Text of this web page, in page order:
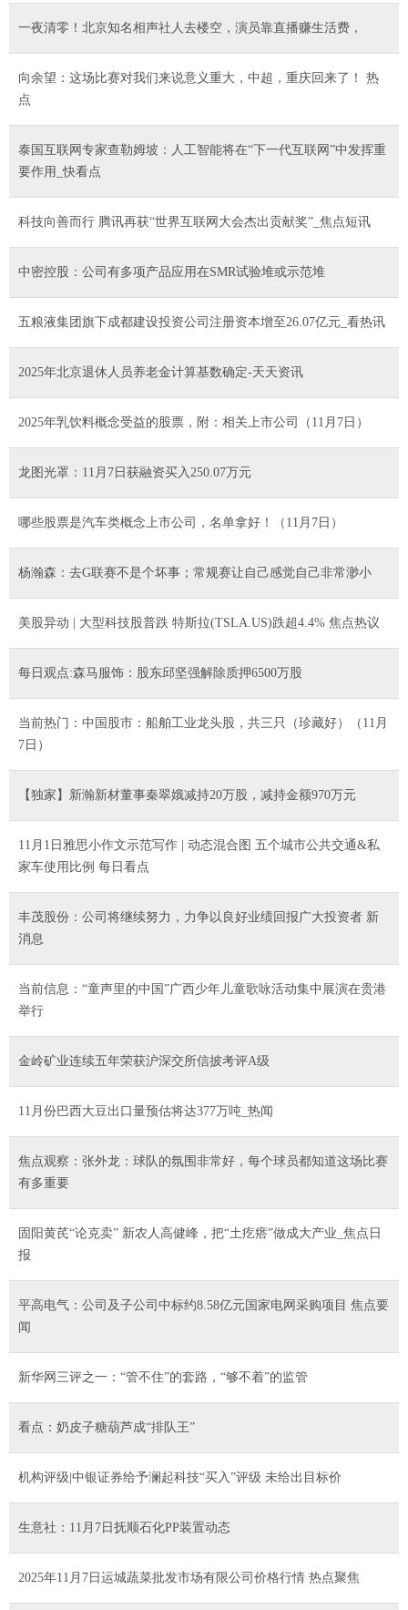
一夜清零！北京知名相声社人去楼空，演员靠直播赚生活费，
向余望：这场比赛对我们来说意义重大，中超，重庆回来了！ 热
点
泰国互联网专家查勒姆坡：人工智能将在“下一代互联网”中发挥重
要作用_快看点
科技向善而行 腾讯再获“世界互联网大会杰出贡献奖”_焦点短讯
中密控股：公司有多项产品应用在SMR试验堆或示范堆
五粮液集团旗下成都建设投资公司注册资本增至26.07亿元_看热讯
2025年北京退休人员养老金计算基数确定-天天资讯
2025年乳饮料概念受益的股票，附：相关上市公司（11月7日）
龙图光罩：11月7日获融资买入250.07万元
哪些股票是汽车类概念上市公司，名单拿好！（11月7日）
杨瀚森：去G联赛不是个坏事；常规赛让自己感觉自己非常渺小
美股异动 | 大型科技股普跌 特斯拉(TSLA.US)跌超4.4% 焦点热议
每日观点:森马服饰：股东邱坚强解除质押6500万股
当前热门：中国股市：船舶工业龙头股，共三只（珍藏好）（11月
7日）
【独家】新瀚新材董事秦翠娥减持20万股，减持金额970万元
11月1日雅思小作文示范写作 | 动态混合图 五个城市公共交通&私
家车使用比例 每日看点
丰茂股份：公司将继续努力，力争以良好业绩回报广大投资者 新
消息
当前信息：“童声里的中国”广西少年儿童歌咏活动集中展演在贵港
举行
金岭矿业连续五年荣获沪深交所信披考评A级
11月份巴西大豆出口量预估将达377万吨_热闻
焦点观察：张外龙：球队的氛围非常好，每个球员都知道这场比赛
有多重要
固阳黄芪“论克卖” 新农人高健峰，把“土疙瘩”做成大产业_焦点日
报
平高电气：公司及子公司中标约8.58亿元国家电网采购项目 焦点要
闻
新华网三评之一：“管不住”的套路，“够不着”的监管
看点：奶皮子糖葫芦成“排队王”
机构评级|中银证券给予澜起科技“买入”评级 未给出目标价
生意社：11月7日抚顺石化PP装置动态
2025年11月7日运城蔬菜批发市场有限公司价格行情 热点聚焦